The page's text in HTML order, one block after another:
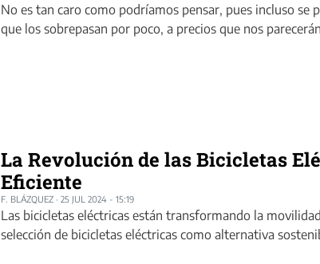
No es tan caro como podríamos pensar, pues incluso
que los sobrepasan por poco, a precios que nos
La Revolución de las Bicicletas
Eficiente
F. BLÁZQUEZ · 25 JUL 2024 - 15:19
Las bicicletas eléctricas están transformando la
selección de bicicletas eléctricas como alternativa